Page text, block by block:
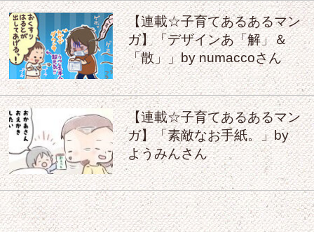
【連載☆子育てあるあるマン
ガ】「デザインあ「解」＆
「散」」by numaccoさん
【連載☆子育てあるあるマン
ガ】「素敵なお手紙。」by
ようみんさん